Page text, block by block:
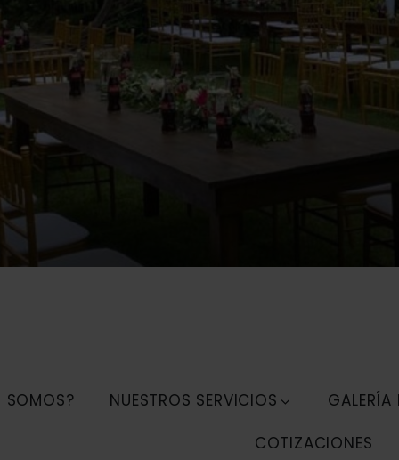
SOMOS? NUESTROS SERVICIOS
GALERÍA
COTIZACIONES